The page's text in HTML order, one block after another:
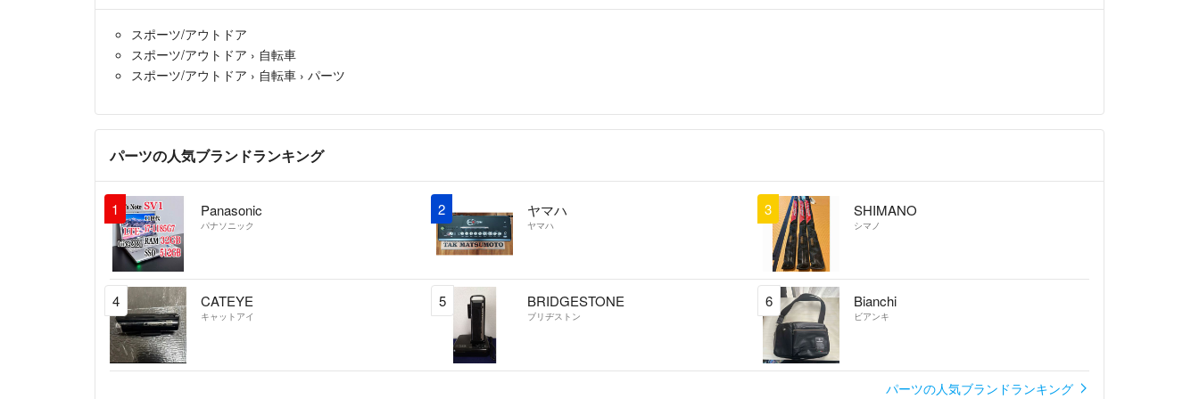
スポーツ/アウトドア
スポーツ/アウトドア › 自転車
スポーツ/アウトドア › 自転車 › パーツ
パーツの人気ブランドランキング
1 Panasonic
パナソニック
2 ヤマハ
ヤマハ
3 SHIMANO
シマノ
4 CATEYE
キャットアイ
5 BRIDGESTONE
ブリヂストン
6 Bianchi
ビアンキ
パーツの人気ブランドランキング